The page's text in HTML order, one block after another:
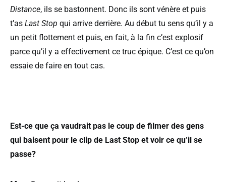
Distance, ils se bastonnent. Donc ils sont vénère et puis
t’as Last Stop qui arrive derrière. Au début tu sens qu’il y a
un petit flottement et puis, en fait, à la fin c’est explosif
parce qu’il y a effectivement ce truc épique. C’est ce qu’on
essaie de faire en tout cas.
Est-ce que ça vaudrait pas le coup de filmer des gens
qui baisent pour le clip de Last Stop et voir ce qu’il se
passe?